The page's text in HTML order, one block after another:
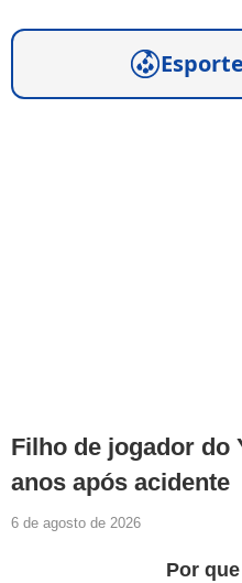
Filho de jogador do
anos após acidente
6 de agosto de 2026
Por